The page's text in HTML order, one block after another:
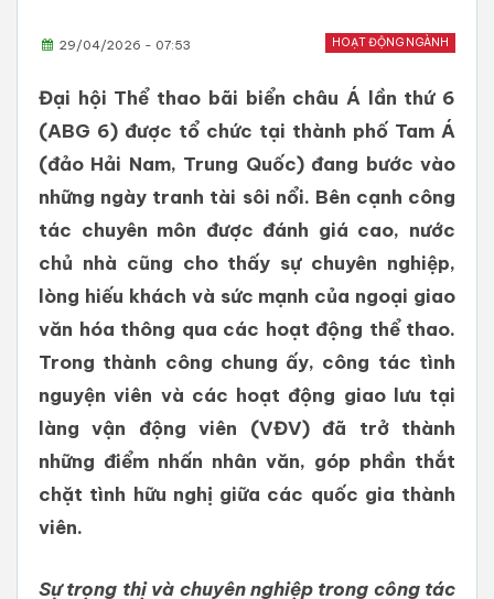
HOẠT ĐỘNG NGÀNH
29/04/2026 - 07:53
Đại hội Thể thao bãi biển châu Á lần thứ 6
(ABG 6) được tổ chức tại thành phố Tam Á
(đảo Hải Nam, Trung Quốc) đang bước vào
những ngày tranh tài sôi nổi. Bên cạnh công
tác chuyên môn được đánh giá cao, nước
chủ nhà cũng cho thấy sự chuyên nghiệp,
lòng hiếu khách và sức mạnh của ngoại giao
văn hóa thông qua các hoạt động thể thao.
Trong thành công chung ấy, công tác tình
nguyện viên và các hoạt động giao lưu tại
làng vận động viên (VĐV) đã trở thành
những điểm nhấn nhân văn, góp phần thắt
chặt tình hữu nghị giữa các quốc gia thành
viên.
Sự trọng thị và chuyên nghiệp trong công tác